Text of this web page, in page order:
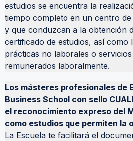
estudios se encuentra la
tiempo completo en un centro
y que conduzcan a la obtención
certificado de estudios, así como
prácticas no laborales o
remunerados laboralmente.
Los másteres profesionales de
Business School con sello
el reconocimiento expreso del
como estudios que permiten la
La Escuela te facilitará el